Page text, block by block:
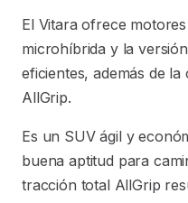
El Vitara ofrece
microhíbrida y la
eficientes, además de
AllGrip.
Es un SUV ágil y
buena aptitud para
tracción total AllGrip